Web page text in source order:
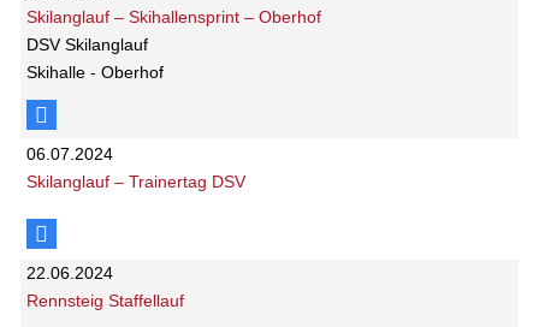
Skilanglauf – Skihallensprint – Oberhof
DSV Skilanglauf
Skihalle - Oberhof
06.07.2024
Skilanglauf – Trainertag DSV
22.06.2024
Rennsteig Staffellauf